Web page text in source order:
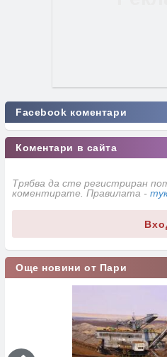
Facebook коментари
Коментари в сайта
Трябва да сте регистриран
коментирате. Правилата -
Още новини от Пари